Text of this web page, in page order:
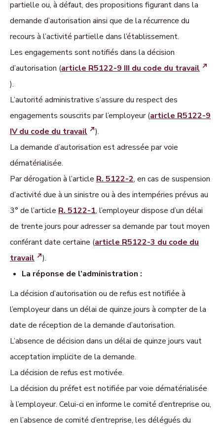
partielle ou, à défaut, des propositions figurant dans la
demande d’autorisation ainsi que de la récurrence du
recours à l’activité partielle dans l’établissement.
Les engagements sont notifiés dans la décision
d’autorisation (article R5122-9 III du code du travail
).
L’autorité administrative s’assure du respect des
engagements souscrits par l’employeur (article R5122-9
IV du code du travail
).
La demande d’autorisation est adressée par voie
dématérialisée.
Par dérogation à l’article R. 5122-2, en cas de suspension
d’activité due à un sinistre ou à des intempéries prévus au
3° de l’article R. 5122-1, l’employeur dispose d’un délai
de trente jours pour adresser sa demande par tout moyen
conférant date certaine (article R5122-3 du code du
travail
).
La réponse de l’administration :
La décision d’autorisation ou de refus est notifiée à
l’employeur dans un délai de quinze jours à compter de la
date de réception de la demande d’autorisation.
L’absence de décision dans un délai de quinze jours vaut
acceptation implicite de la demande.
La décision de refus est motivée.
La décision du préfet est notifiée par voie dématérialisée
à l’employeur. Celui-ci en informe le comité d’entreprise ou,
en l’absence de comité d’entreprise, les délégués du